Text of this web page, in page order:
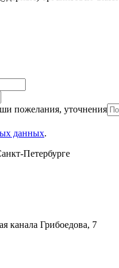
пожелания, уточнения
данных.
Петербурге
канала Грибоедова, 7